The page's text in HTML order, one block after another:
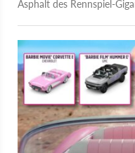
Asphalt des Rennspiel-